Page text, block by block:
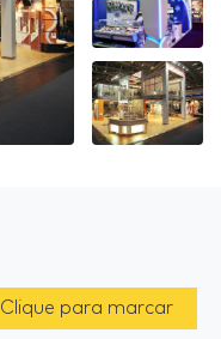
Clique para marcar